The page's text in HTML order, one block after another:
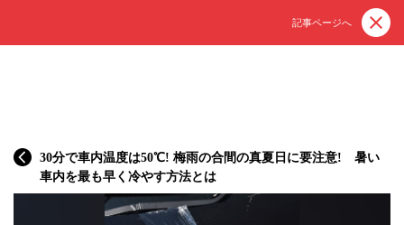
記事ページへ
30分で車内温度は50℃! 梅雨の合間の真夏日に要注意! 暑い
車内を最も早く冷やす方法とは